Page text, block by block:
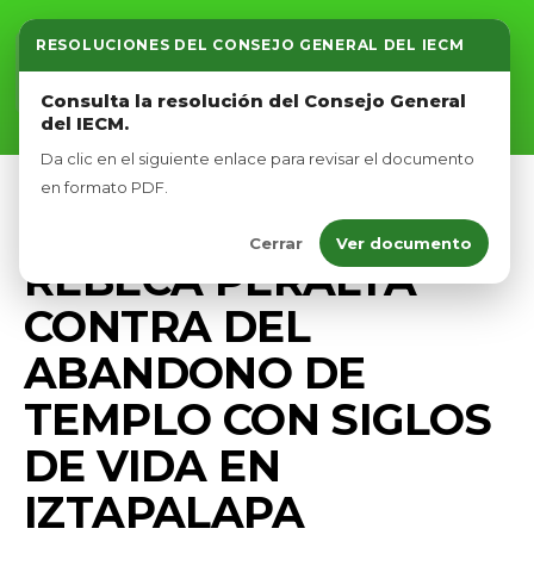
RESOLUCIONES DEL CONSEJO GENERAL DEL IECM
Consulta la resolución del Consejo General
del IECM.
Da clic en el siguiente enlace para revisar el documento
en formato PDF.
Cerrar Ver documento
Inicio
Nosotros
Afíliate
REBECA PERALTA
CONTRA DEL
ABANDONO DE
TEMPLO CON SIGLOS
DE VIDA EN
IZTAPALAPA